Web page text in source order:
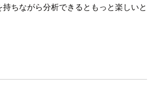
ちながら分析できるともっと楽しいと